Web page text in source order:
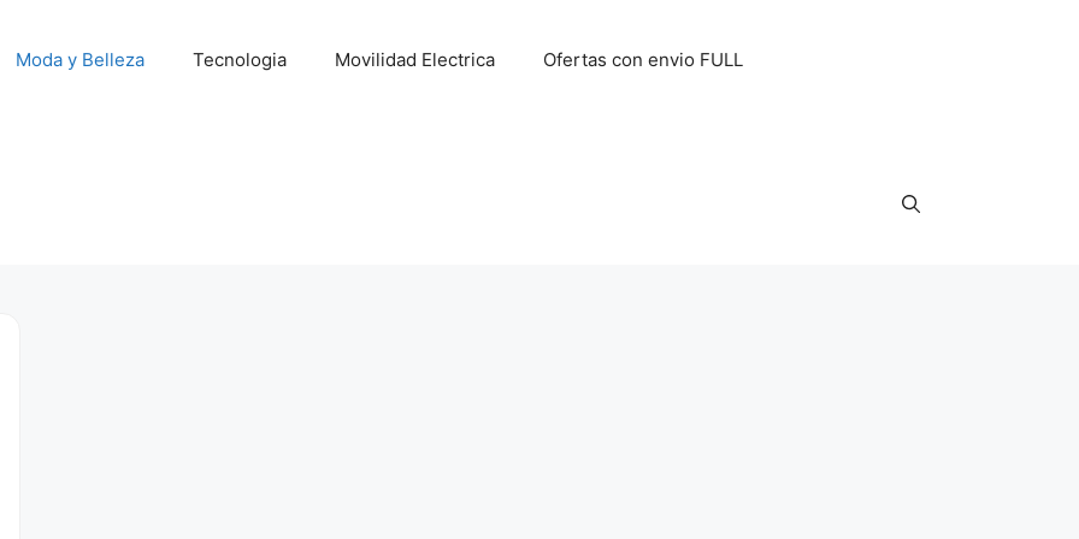
Moda y Belleza Tecnologia Movilidad Electrica Ofertas con envio FULL